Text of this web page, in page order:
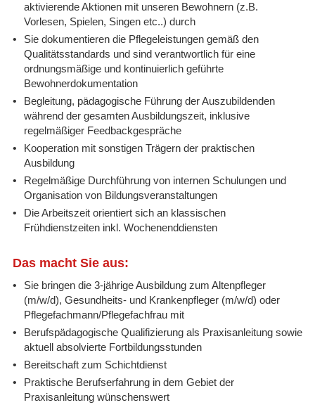
aktivierende Aktionen mit unseren Bewohnern (z.B.
Vorlesen, Spielen, Singen etc..) durch
Sie dokumentieren die Pflegeleistungen gemäß den
Qualitätsstandards und sind verantwortlich für eine
ordnungsmäßige und kontinuierlich geführte
Bewohnerdokumentation
Begleitung, pädagogische Führung der Auszubildenden
während der gesamten Ausbildungszeit, inklusive
regelmäßiger Feedbackgespräche
Kooperation mit sonstigen Trägern der praktischen
Ausbildung
Regelmäßige Durchführung von internen Schulungen und
Organisation von Bildungsveranstaltungen
Die Arbeitszeit orientiert sich an klassischen
Frühdienstzeiten inkl. Wochenenddiensten
Das macht Sie aus:
Sie bringen die 3-jährige Ausbildung zum Altenpfleger
(m/w/d), Gesundheits- und Krankenpfleger (m/w/d) oder
Pflegefachmann/Pflegefachfrau mit
Berufspädagogische Qualifizierung als Praxisanleitung sowie
aktuell absolvierte Fortbildungsstunden
Bereitschaft zum Schichtdienst
Praktische Berufserfahrung in dem Gebiet der
Praxisanleitung wünschenswert